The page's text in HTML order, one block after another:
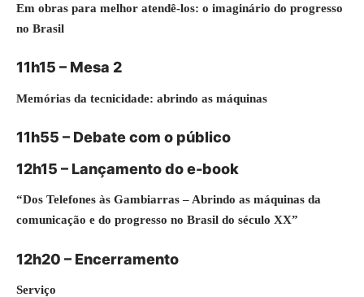
Em obras para melhor atendê-los: o imaginário do progresso
no Brasil
11h15 – Mesa 2
Memórias da tecnicidade: abrindo as máquinas
11h55 – Debate com o público
12h15 – Lançamento do e-book
“Dos Telefones às Gambiarras – Abrindo as máquinas da
comunicação e do progresso no Brasil do século XX”
12h20 – Encerramento
Serviço